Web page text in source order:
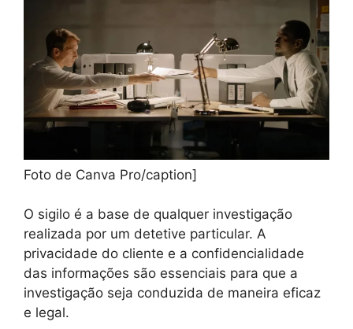
Foto de Canva Pro/caption]
O sigilo é a base de qualquer investigação
realizada por um detetive particular. A
privacidade do cliente e a confidencialidade
das informações são essenciais para que a
investigação seja conduzida de maneira eficaz
e legal.